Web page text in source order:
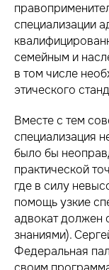
специализации
семейным и
в том числе
этического
Вместе с тем
специализация
было бы
практической
где в силу
помощь узкие
адвокат должен
знаниями).
Федеральная